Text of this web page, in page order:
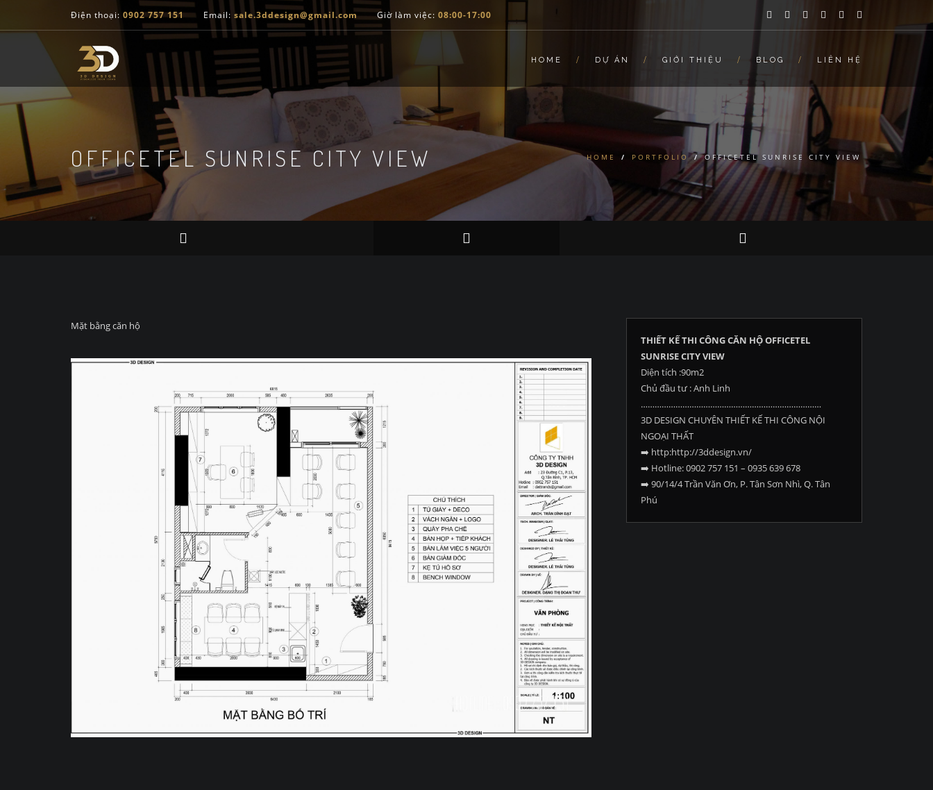
Điện thoại: 0902 757 151 Email: sale.3ddesign@gmail.com Giờ làm việc: 08:00-17:00
HOME DỰ ÁN GIỚI THIỆU BLOG LIÊN HỆ
OFFICETEL SUNRISE CITY VIEW HOME / PORTFOLIO / OFFICETEL SUNRISE CITY VIEW
Mặt bằng căn hộ
THIẾT KẾ THI CÔNG CĂN HỘ OFFICETEL
SUNRISE CITY VIEW
Diện tích :90m2
Chủ đầu tư : Anh Linh
……………………………………………………………………
3D DESIGN CHUYÊN THIẾT KẾ THI CÔNG NỘI
NGOẠI THẤT
➡️ http:http://3ddesign.vn/
➡️ Hotline: 0902 757 151 – 0935 639 678
➡️ 90/14/4 Trần Văn Ơn, P. Tân Sơn Nhì, Q. Tân
Phú